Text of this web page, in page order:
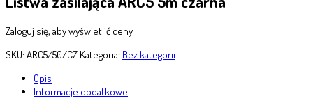
Zaloguj się, aby wyświetlić ceny
SKU: ARC5/50/CZ Kategoria: Bez kategorii
Opis
Informacje dodatkowe